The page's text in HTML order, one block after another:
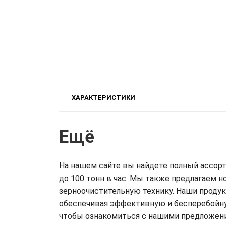
ХАРАКТЕРИСТИКИ
Ещё
На нашем сайте вы найдете полный
до 100 тонн в час. Мы также предлагаем
зерноочистительную технику. Наши
обеспечивая эффективную и
чтобы ознакомиться с нашими